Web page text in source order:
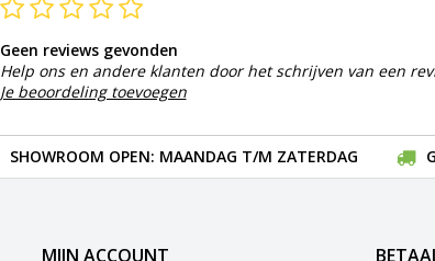
Geen reviews gevonden
Help ons en andere klanten door het schrijven van een
Je beoordeling toevoegen
SHOWROOM OPEN: MAANDAG T/M ZATERDAG
MIJN ACCOUNT